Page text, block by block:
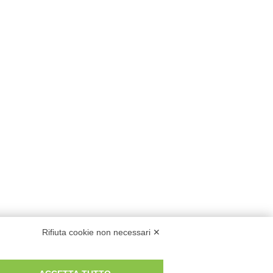
Rifiuta cookie non necessari ✕